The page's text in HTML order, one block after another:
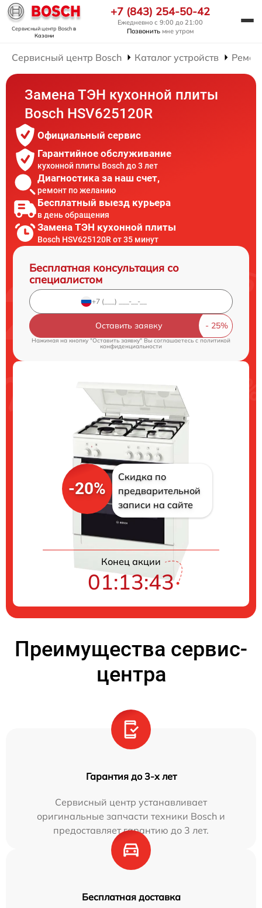
Сервисный центр Boschв
Казани
+7 (843) 254-50-42
Ежедневно с 9:00 до 21:00
Позвонить мне утром
Сервисный центр Bosch Каталог устройств
Замена ТЭН кухонной плиты
Bosch HSV625120R
Официальный сервис
Гарантийное обслуживание
кухонной плиты Bosch до 3 лет
Диагностика за наш счет,
ремонт по желанию
Бесплатный выезд курьера
в день обращения
Замена ТЭН кухонной плиты
Bosch HSV625120R от 35 минут
Бесплатная консультация со
специалистом
Оставить заявку
Нажимая на кнопку "Оставить заявку" Вы соглашаетесь cполитикой
конфиденциальности
-20%
Скидка по
предварительной
записи на сайте
Конец акции
01:13:42
Преимущества сервис-
центра
Гарантия до 3-х лет
Сервисный центр устанавливает
оригинальные запчасти техники Bosch и
предоставляет гарантию до 3 лет.
Бесплатная доставка